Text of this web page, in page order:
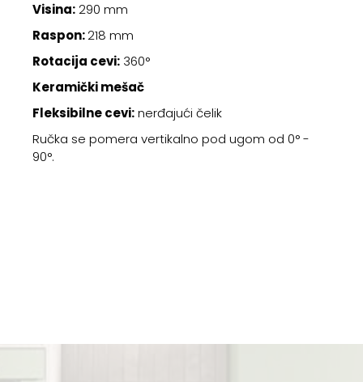
Visina:290 mm
Raspon:218 mm
Rotacija cevi: 360°
Keramički mešač
Fleksibilne cevi:nerđajući čelik
Ručka se pomera vertikalno pod ugom od 0° -
90°.